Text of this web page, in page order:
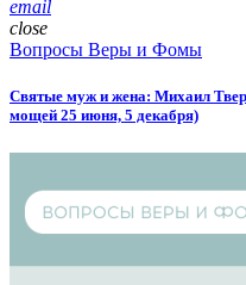
email
close
Вопросы Веры и Фомы
Святые муж и жена: Михаил
мощей 25 июня, 5 декабря)